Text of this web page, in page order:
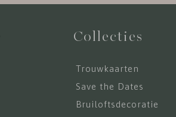
Collecties
Trouwkaarten
Save the Dates
Bruiloftsdecoratie